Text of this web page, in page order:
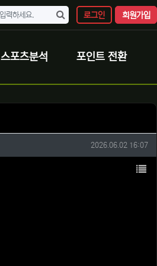
로그인 회원가입
스포츠분석 포인트 전환
작성일
2026.06.02 16:07
목